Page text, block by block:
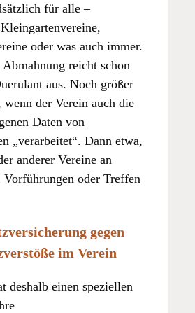
für alle –
oder was auch immer.
reicht schon
aus. Noch größer
der Verein auch die
Daten von
„verarbeitet“. Dann etwa,
anderer Vereine an
oder Treffen
gegen
im Verein
deshalb einen speziellen